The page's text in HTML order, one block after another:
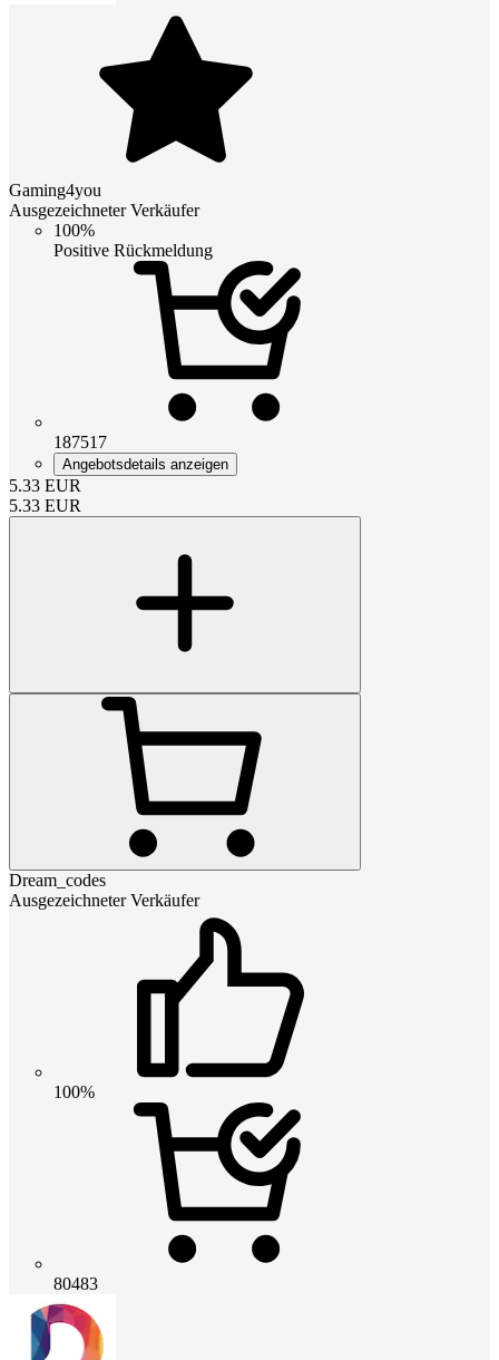
Gaming4you
Ausgezeichneter Verkäufer
100%
Positive Rückmeldung
187517
Angebotsdetails anzeigen
5.33 EUR
5.33 EUR
Dream_codes
Ausgezeichneter Verkäufer
100%
80483